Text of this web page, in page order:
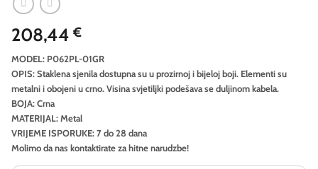
208,44€
MODEL: P062PL-01GR
OPIS: Staklena sjenila dostupna su u prozirnoj i bijeloj boji. Elementi su
metalni i obojeni u crno. Visina svjetiljki podešava se duljinom kabela.
BOJA: Crna
MATERIJAL: Metal
VRIJEME ISPORUKE: 7 do 28 dana
Molimo da nas kontaktirate za hitne narudzbe!